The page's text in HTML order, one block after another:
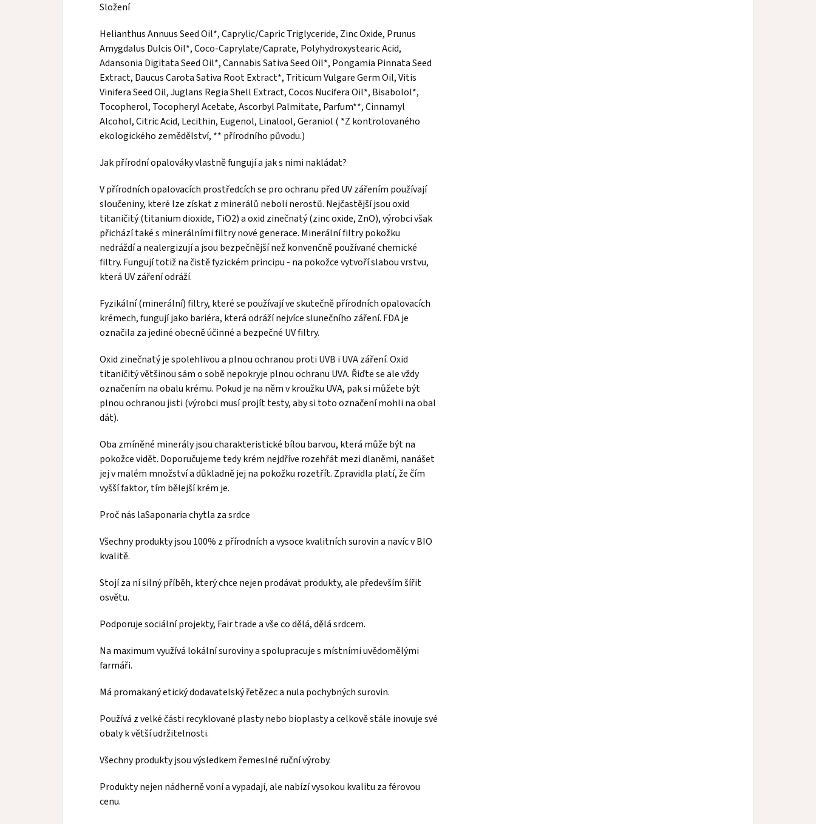
Složení
Helianthus Annuus Seed Oil*, Caprylic/Capric Triglyceride, Zinc Oxide, Prunus
Amygdalus Dulcis Oil*, Coco-Caprylate/Caprate, Polyhydroxystearic Acid,
Adansonia Digitata Seed Oil*, Cannabis Sativa Seed Oil*, Pongamia Pinnata Seed
Extract, Daucus Carota Sativa Root Extract*, Triticum Vulgare Germ Oil, Vitis
Vinifera Seed Oil, Juglans Regia Shell Extract, Cocos Nucifera Oil*, Bisabolol*,
Tocopherol, Tocopheryl Acetate, Ascorbyl Palmitate, Parfum**, Cinnamyl
Alcohol, Citric Acid, Lecithin, Eugenol, Linalool, Geraniol ( *Z kontrolovaného
ekologického zemědělství, ** přírodního původu.)
Jak přírodní opalováky vlastně fungují a jak s nimi nakládat?
V přírodních opalovacích prostředcích se pro ochranu před UV zářením používají
sloučeniny, které lze získat z minerálů neboli nerostů. Nejčastější jsou oxid
titaničitý (titanium dioxide, TiO2) a oxid zinečnatý (zinc oxide, ZnO), výrobci však
přichází také s minerálními filtry nové generace. Minerální filtry pokožku
nedráždí a nealergizují a jsou bezpečnější než konvenčně používané chemické
filtry. Fungují totiž na čistě fyzickém principu - na pokožce vytvoří slabou vrstvu,
která UV záření odráží.
Fyzikální (minerální) filtry, které se používají ve skutečně přírodních opalovacích
krémech, fungují jako bariéra, která odráží nejvíce slunečního záření. FDA je
označila za jediné obecně účinné a bezpečné UV filtry.
Oxid zinečnatý je spolehlivou a plnou ochranou proti UVB i UVA záření. Oxid
titaničitý většinou sám o sobě nepokryje plnou ochranu UVA. Řiďte se ale vždy
označením na obalu krému. Pokud je na něm v kroužku UVA, pak si můžete být
plnou ochranou jisti (výrobci musí projít testy, aby si toto označení mohli na obal
dát).
Oba zmíněné minerály jsou charakteristické bílou barvou, která může být na
pokožce vidět. Doporučujeme tedy krém nejdříve rozehřát mezi dlaněmi, nanášet
jej v malém množství a důkladně jej na pokožku rozetřít. Zpravidla platí, že čím
vyšší faktor, tím bělejší krém je.
Proč nás laSaponaria chytla za srdce
Všechny produkty jsou 100% z přírodních a vysoce kvalitních surovin a navíc v BIO
kvalitě.
Stojí za ní silný příběh, který chce nejen prodávat produkty, ale především šířit
osvětu.
Podporuje sociální projekty, Fair trade a vše co dělá, dělá srdcem.
Na maximum využívá lokální suroviny a spolupracuje s místními uvědomělými
farmáři.
Má promakaný etický dodavatelský řetězec a nula pochybných surovin.
Používá z velké části recyklované plasty nebo bioplasty a celkově stále inovuje své
obaly k větší udržitelnosti.
Všechny produkty jsou výsledkem řemeslné ruční výroby.
Produkty nejen nádherně voní a vypadají, ale nabízí vysokou kvalitu za férovou
cenu.